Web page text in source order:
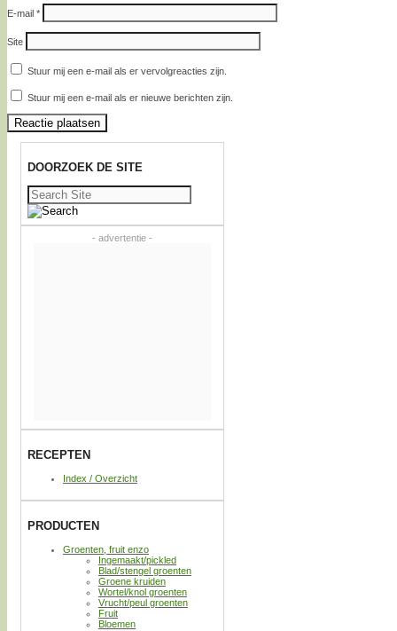
E-mail *
Site
Stuur mij een e-mail als er vervolgreacties zijn.
Stuur mij een e-mail als er nieuwe berichten zijn.
DOORZOEK DE SITE
Zoeken
naar:
- advertentie -
RECEPTEN
Index / Overzicht
PRODUCTEN
Groenten, fruit enzo
Ingemaakt/pickled
Blad/stengel groenten
Groene kruiden
Wortel/knol groenten
Vrucht/peul groenten
Fruit
Bloemen